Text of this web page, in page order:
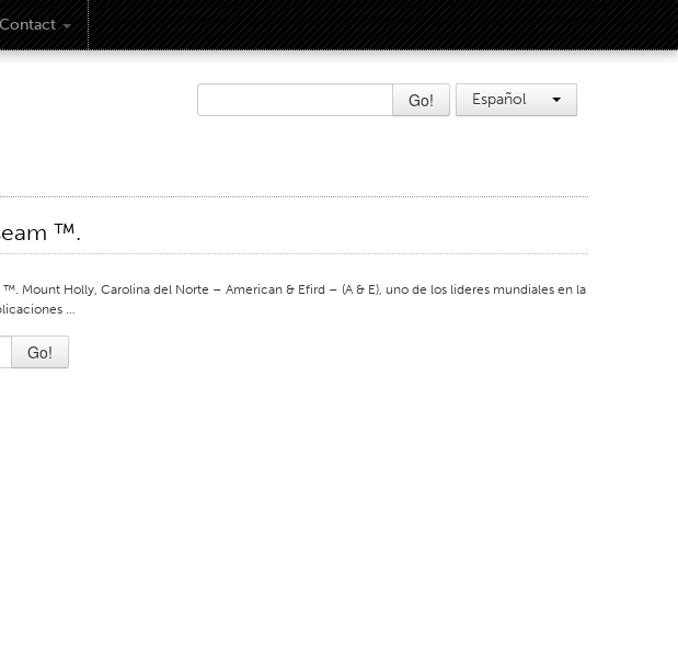
Contact
Español
Go!
™.
Holly, Carolina del Norte – American & Efird – (A & E), uno de los líderes mundiales en la
…
Go!